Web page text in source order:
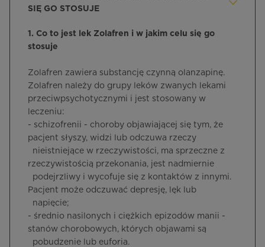
SIĘ GO STOSUJE
1. Co to jest lek Zolafren i w jakim celu się go
stosuje
Zolafren zawiera substancję czynną olanzapinę.
Zolafren należy do grupy leków zwanych lekami
przeciwpsychotycznymi i jest stosowany w
leczeniu:
- schizofrenii - choroby objawiającej się tym, że
pacjent słyszy, widzi lub odczuwa rzeczy
nieistniejące w rzeczywistości, ma sprzeczne z
rzeczywistością przekonania, jest nadmiernie
podejrzliwy i wycofuje się z kontaktów z innymi.
Pacjent może odczuwać depresję, lęk lub
napięcie;
- średnio nasilonych i ciężkich epizodów manii -
stanów chorobowych, których objawami są
pobudzenie lub euforia.